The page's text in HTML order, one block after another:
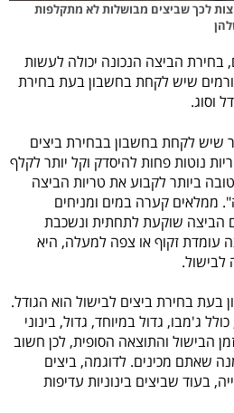
לכך שביצים מבושלות לא מתקלפות
בחירת הביצה הנכונה יכולה לעשות
שיש לקחת בחשבון בעת בחירת
וסוג.
שיש לקחת בחשבון בבחירת ביצים
נוטות פחות להיסדק וקל יותר לקלף
ביותר לקבוע את טריות הביצה
ממלאים קערה במים ומניחים
הביצה שוקעת לתחתית ונשכבת
עומדת זקוף או צפה למעלה, היא
לבישול.
בעת בחירת ביצים לבישול הוא הגודל.
ג'מבו, גדול במיוחד, גדול, בינוני
הבישול והתוצאה הסופית, לכן חשוב
שאתם מכינים. לדוגמה, ביצים
בעוד שביצים בינוניות עדיפות